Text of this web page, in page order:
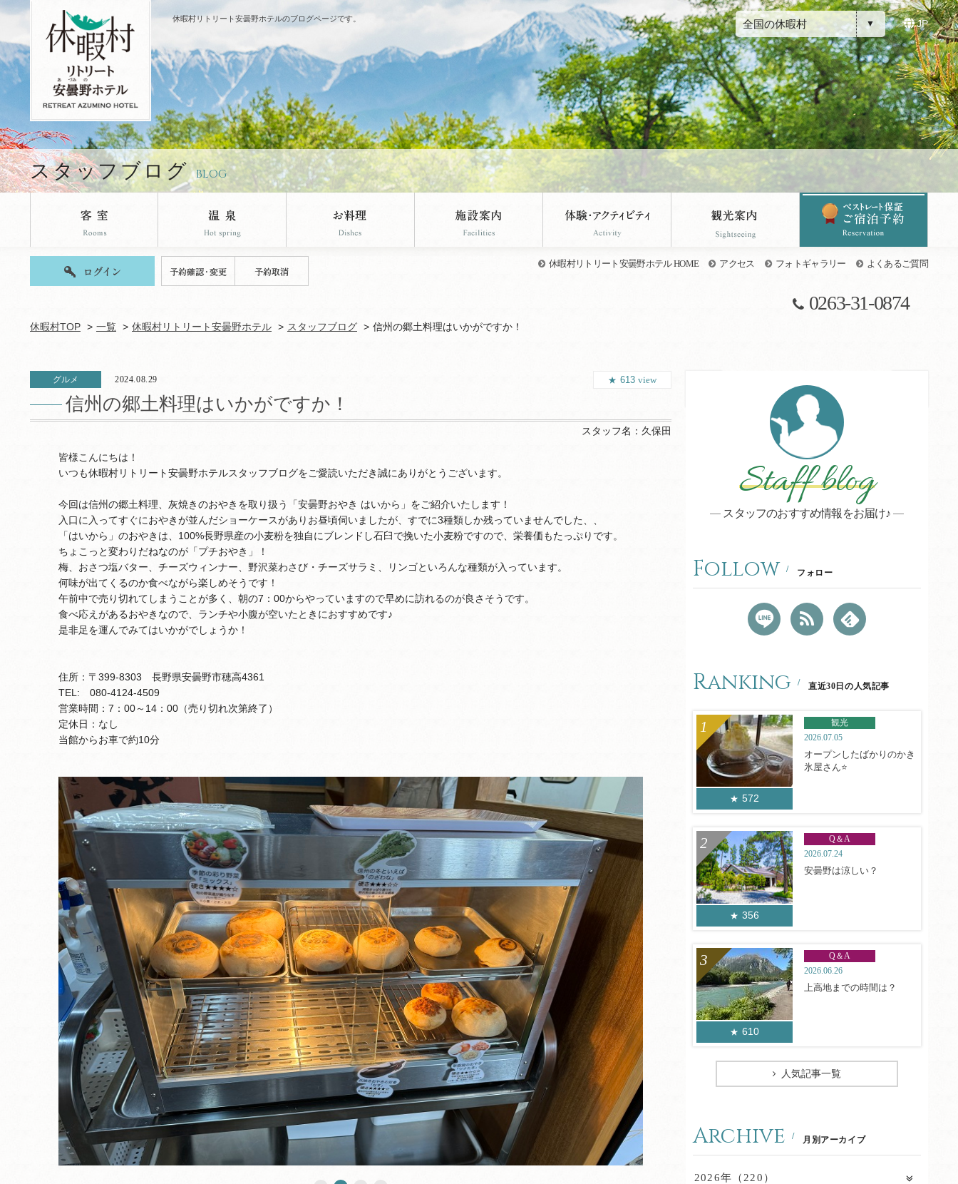
休暇村リトリート安曇野ホテルのブログページです。 全国の休暇村 JP
スタッフブログ BLOG
休暇村リトリート安曇野ホテル HOME アクセス フォトギャラリー よくあるご質問
0263-31-0874
休暇村TOP 一覧 休暇村リトリート安曇野ホテル スタッフブログ 信州の郷土料理はいかがですか！
グルメ 2024.08.29
信州の郷土料理はいかがですか！
613 view
スタッフ名： 久保田
皆様こんにちは！
いつも休暇村リトリート安曇野ホテルスタッフブログをご愛読いただき誠にありがとうございます。
今回は信州の郷土料理、灰焼きのおやきを取り扱う「安曇野おやき はいから」をご紹介いたします！
入口に入ってすぐにおやきが並んだショーケースがありお昼頃伺いましたが、すでに3種類しか残っていませんでした、、
「はいから」のおやきは、100%長野県産の小麦粉を独自にブレンドし石臼で挽いた小麦粉ですので、栄養価もたっぷりです。
ちょこっと変わりだねなのが「プチおやき」！
梅、おさつ塩バター、チーズウィンナー、野沢菜わさび・チーズサラミ、リンゴといろんな種類が入っています。
何味が出てくるのか食べながら楽しめそうです！
午前中で売り切れてしまうことが多く、朝の7：00からやっていますので早めに訪れるのが良さそうです。
食べ応えがあるおやきなので、ランチや小腹が空いたときにおすすめです♪
是非足を運んでみてはいかがでしょうか！
住所：〒399-8303 長野県安曇野市穂高4361
TEL: 080-4124-4509
営業時間：7：00～14：00（売り切れ次第終了）
定休日：なし
当館からお車で約10分
Staff blog
スタッフのおすすめ情報をお届け♪
Follow フォロー
Ranking 直近30日の人気記事
572
観光
2026.07.05
オープンしたばかりのかき
氷屋さん⭐
356
Q＆A
2026.07.24
安曇野は涼しい？
610
Q＆A
2026.06.26
上高地までの時間は？
人気記事一覧
Archive 月別アーカイブ
2026年（220）